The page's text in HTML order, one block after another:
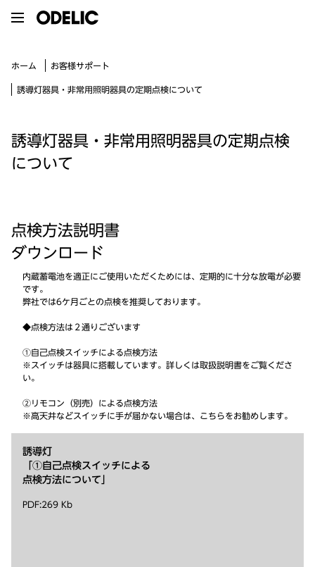
ホーム お客様サポート
誘導灯器具・非常用照明器具の定期点検について
誘導灯器具・非常用照明器具の定期点検
について
点検方法説明書
ダウンロード
内蔵蓄電池を適正にご使用いただくためには、定期的に十分な放電が必要
です。
弊社では6ケ月ごとの点検を推奨しております。
◆点検方法は２通りございます
①自己点検スイッチによる点検方法
※スイッチは器具に搭載しています。詳しくは取扱説明書をご覧くださ
い。
②リモコン（別売）による点検方法
※高天井などスイッチに手が届かない場合は、こちらをお勧めします。
誘導灯
「①自己点検スイッチによる
点検方法について」
PDF:269 Kb